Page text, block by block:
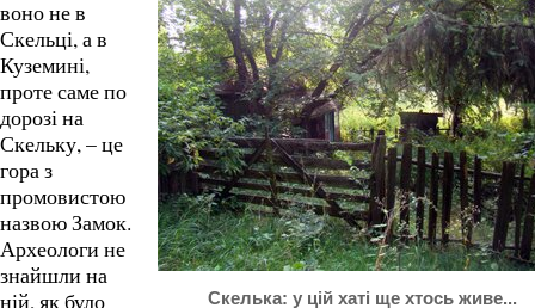
Скелька: у цій хаті ще хтось живе...
воно не в
Скельці, а в
Куземині,
проте саме по
дорозі на
Скельку, – це
гора з
промовистою
назвою Замок.
Археологи не
знайшли на
ній, як було